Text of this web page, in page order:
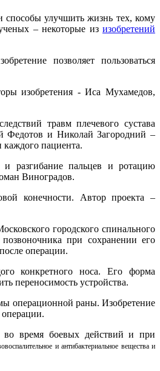
способы улучшить жизнь тех, кому
– некоторые из изобретений
позволяет пользоваться
изобретения - Иса Мухамедов,
травм плечевого сустава
Федотов и Николай Загородний –
каждого пациента.
и разгибание пальцев и ротацию
Виноградов.
конечности. Автор проекта –
городского спинального
при сохранении его
операции.
конкретного носа. Его форма
переносимость устройства.
операционной раны. Изобретение
операции.
во время боевых действий и при
и антибактериальное вещества и